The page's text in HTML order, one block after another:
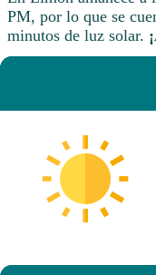
PM, por lo que se
minutos de luz solar.